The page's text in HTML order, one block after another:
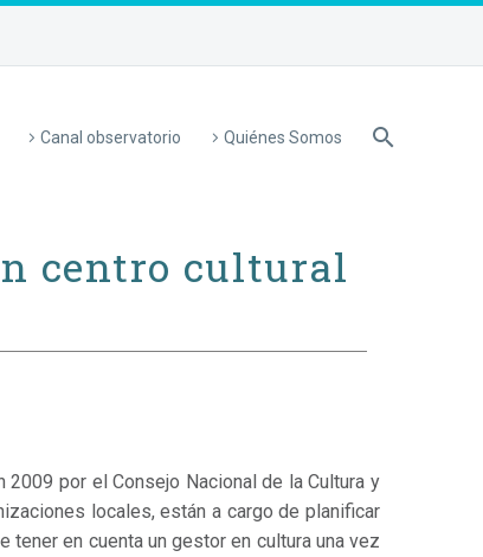
Canal observatorio Quiénes Somos
centro cultural
2009 por el Consejo Nacional de la Cultura y
locales, están a cargo de planificar
en cuenta un gestor en cultura una vez